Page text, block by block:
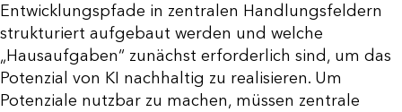
Entwicklungspfade in zentralen Handlungsfeldern
strukturiert aufgebaut werden und welche
„Hausaufgaben“ zunächst erforderlich sind, um das
Potenzial von KI nachhaltig zu realisieren. Um
Potenziale nutzbar zu machen, müssen zentrale